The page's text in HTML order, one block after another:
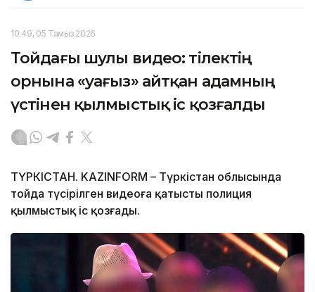
10:49, 05 Тамыз 2026
Тойдағы шулы видео: тілектің
орнына «уағыз» айтқан адамның
үстінен қылмыстық іс қозғалды
ТҮРКІСТАН. KAZINFORM – Түркістан облысында
тойда түсірілген видеоға қатысты полиция
қылмыстық іс қозғады.